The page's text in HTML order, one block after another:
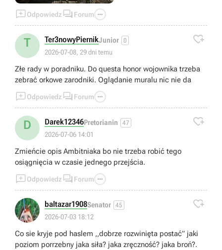
Odpowiedz  Forum 
T Ter3nowyPiernikJunior 0
2026-07-08, 29 dni temu

Złe rady w poradniku. Do questa honor wojownika trzeba
zebrać orkowe zarodniki. Oglądanie muralu nic nie da
Odpowiedz  Forum 
D Darek12346Pretorianin 47
2026-07-06 14:01

Zmieńcie opis Ambitniaka bo nie trzeba robić tego
osiągnięcia w czasie jednego przejścia.
Odpowiedz  Forum 
baltazar1908Senator 45
2026-07-03 18:12

Co sie kryje pod haslem ,,dobrze rozwinięta postać” jaki
poziom porrzebny jaka siła? jaka zręczność? jaka broń?.